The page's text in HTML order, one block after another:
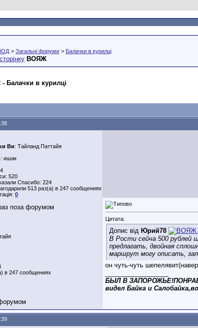
> Загальні форуми > Балачки в курилці
ВОЯЖ
Балачки в курилці
Ви: Тайланд Паттайя
: ишак
520
Спасибо: 224
513 раз(а) в 247 сообщениях
0
в 247 сообщениях
Цитата:
Допис від Юрий78
В Рости сейча 500 рублей
предлагать, двойная
маршрут могу описать,
он чуть-чуть
БЫЛ В
видел Байка и